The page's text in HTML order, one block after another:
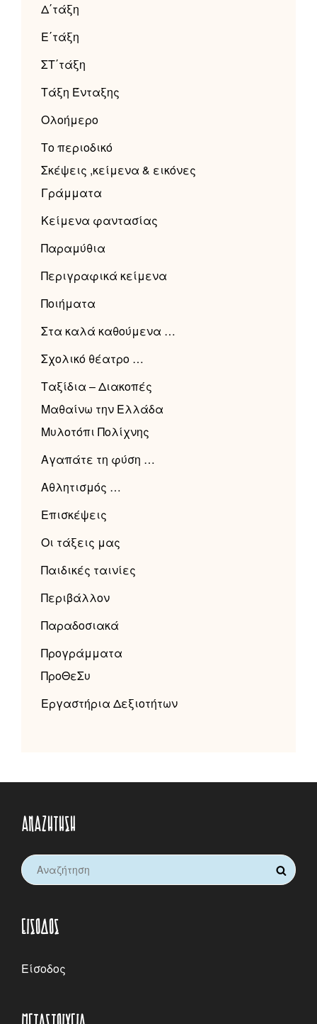
Δ΄τάξη
Ε΄τάξη
ΣΤ΄τάξη
Τάξη Ένταξης
Ολοήμερο
Το περιοδικό
Σκέψεις ,κείμενα & εικόνες
Γράμματα
Κείμενα φαντασίας
Παραμύθια
Περιγραφικά κείμενα
Ποιήματα
Στα καλά καθούμενα …
Σχολικό θέατρο …
Ταξίδια – Διακοπές
Μαθαίνω την Ελλάδα
Μυλοτόπι Πολίχνης
Αγαπάτε τη φύση …
Αθλητισμός …
Επισκέψεις
Οι τάξεις μας
Παιδικές ταινίες
Περιβάλλον
Παραδοσιακά
Προγράμματα
ΠροΘεΣυ
Εργαστήρια Δεξιοτήτων
ΑΝΑΖΉΤΗΣΗ
Search
for:
SEARCH
ΕΊΣΟΔΟΣ
Είσοδος